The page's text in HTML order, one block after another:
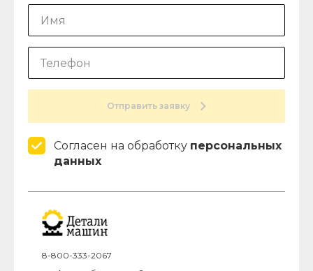
Отправить заявку
Согласен на обработку персональных
данных
8-800-333-2067